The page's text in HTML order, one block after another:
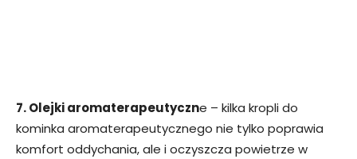
7. Olejki aromaterapeutyczne – kilka kropli do
kominka aromaterapeutycznego nie tylko poprawia
komfort oddychania, ale i oczyszcza powietrze w